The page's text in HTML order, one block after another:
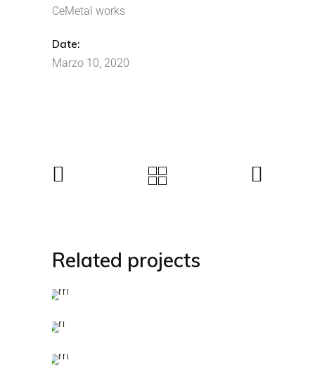
CeMetal works
Date:
Marzo 10, 2020
Related projects